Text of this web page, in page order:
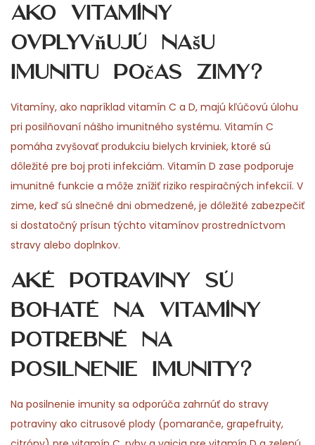
Ako vitamíny
ovplyvňujú našu
imunitu počas zimy?
Vitamíny, ako napríklad vitamín C a D, majú kľúčovú úlohu
pri posilňovaní nášho imunitného systému. Vitamín C
pomáha zvyšovať produkciu bielych krviniek, ktoré sú
dôležité pre boj proti infekciám. Vitamín D zase podporuje
imunitné funkcie a môže znížiť riziko respiračných infekcií. V
zime, keď sú slnečné dni obmedzené, je dôležité zabezpečiť
si dostatočný prísun týchto vitamínov prostredníctvom
stravy alebo doplnkov.
Aké potraviny sú
bohaté na vitamíny
potrebné na
posilnenie imunity?
Na posilnenie imunity sa odporúča zahrnúť do stravy
potraviny ako citrusové plody (pomaranče, grapefruity,